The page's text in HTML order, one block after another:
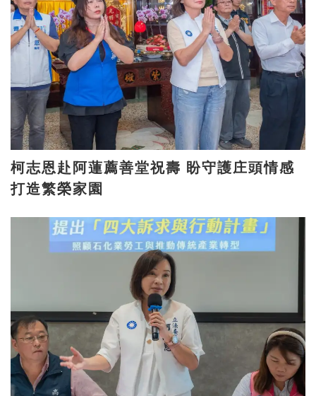
柯志恩赴阿蓮薦善堂祝壽 盼守護庄頭情感
打造繁榮家園